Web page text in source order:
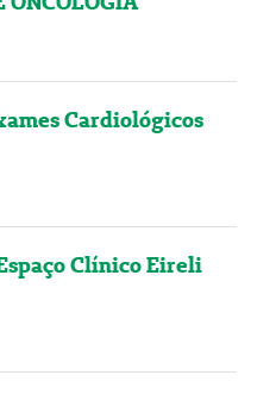
Cardiológicos
Clínico Eireli